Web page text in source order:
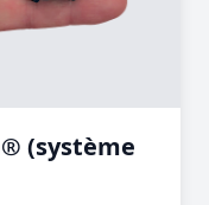
(système